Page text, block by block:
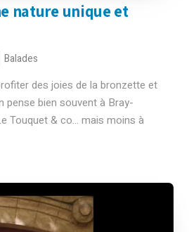
nature unique et
Balades
des joies de la bronzette et
pense bien souvent à Bray-
Touquet & co… mais moins à